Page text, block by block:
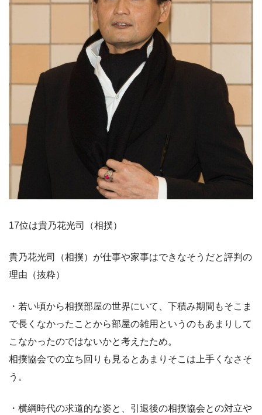
17位は貴乃花光司（相撲）
貴乃花光司（相撲）が仕事や家事はできなそうだと評判の
理由（抜粋）
・若い頃から相撲部屋の世界にいて、下積み期間もそこま
で長くなかったことから部屋の雑用というのもあまりして
こなかったのではないかと考えたため。
相撲協会での立ち回りも見るとあまりそこは上手くなさそ
う。
・横綱時代の求道的な姿と、引退後の相撲協会との対立や